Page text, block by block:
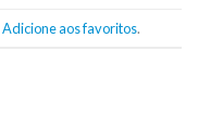
Adicione aos favoritos.